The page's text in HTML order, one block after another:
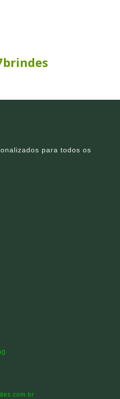
para todos os